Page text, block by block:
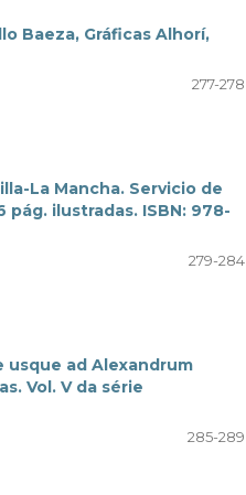
Baeza, Gráficas Alhorí,
277-278
La Mancha. Servicio de
pág. ilustradas. ISBN: 978-
279-284
usque ad Alexandrum
Vol. V da série
285-289